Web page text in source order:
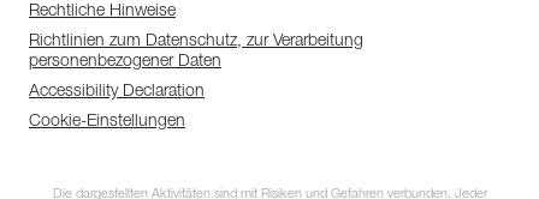
Rechtliche Hinweise
Richtlinien zum Datenschutz, zur Verarbeitung
personenbezogener Daten
Accessibility Declaration
Cookie-Einstellungen
Die dargestellten Aktivitäten sind mit Risiken und Gefahren verbunden. Jeder